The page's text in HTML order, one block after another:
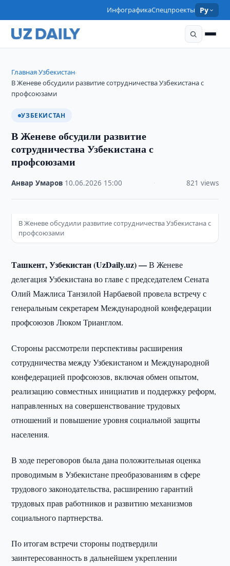
ИнфографикаСпецпроекты Ру
Главная›Узбекистан›
В Женеве обсудили развитие сотрудничества Узбекистана с
профсоюзами
УЗБЕКИСТАН
В Женеве обсудили развитие
сотрудничества Узбекистана с
профсоюзами
Анвар Умаров 10.06.2026 15:00 821 views
В Женеве обсудили развитие сотрудничества Узбекистана с
профсоюзами
Ташкент, Узбекистан (UzDaily.uz) —В Женеве
делегация Узбекистана во главе с председателем Сената
Олий Мажлиса Танзилой Нарбаевой провела встречу с
генеральным секретарем Международной конфедерации
профсоюзов Люком Трианглом.
Стороны рассмотрели перспективы расширения
сотрудничества между Узбекистаном и Международной
конфедерацией профсоюзов, включая обмен опытом,
реализацию совместных инициатив и поддержку реформ,
направленных на совершенствование трудовых
отношений и повышение уровня социальной защиты
населения.
В ходе переговоров была дана положительная оценка
проводимым в Узбекистане преобразованиям в сфере
трудового законодательства, расширению гарантий
трудовых прав работников и развитию механизмов
социального партнерства.
По итогам встречи стороны подтвердили
заинтересованность в дальнейшем укреплении